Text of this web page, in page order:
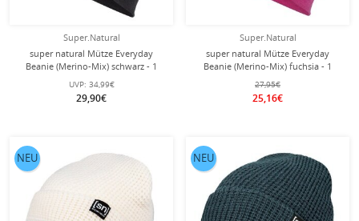
Super.Natural
super natural Mütze Everyday
Beanie (Merino-Mix) schwarz - 1
Stück
UVP: 34,99€
29,90€
Super.Natural
super natural Mütze Everyday
Beanie (Merino-Mix) fuchsia - 1
Stück
27,95€
25,16€
NEU NEU